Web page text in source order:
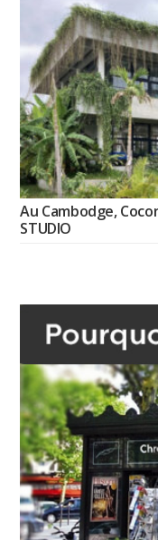
Au Cambodge,
STUDIO